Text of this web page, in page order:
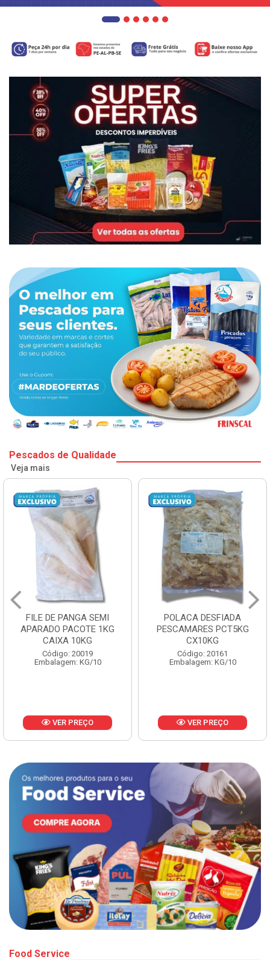
Pescados de Qualidade
Veja mais
FILE DE PANGA SEMI
APARADO PACOTE 1KG
CAIXA 10KG
Código: 20019
Embalagem: KG/10
VER PREÇO
POLACA DESFIADA
PESCAMARES PCT5KG
CX10KG
Código: 20161
Embalagem: KG/10
VER PREÇO
Food Service